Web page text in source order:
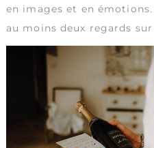
en images et en
au moins deux regards